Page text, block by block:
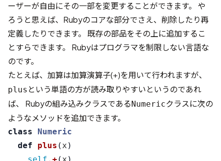
ーザーが自由にその一部を変更することができます。 や
ろうと思えば、Rubyのコアな部分でさえ、削除したり再
定義したりできます。 既存の部品をその上に追加するこ
とすらできます。 Rubyはプログラマを制限しない言語な
のです。
たとえば、加算は加算演算子(+)を用いて行われますが、
plus という単語の方が読み取りやすいというのであれ
ば、 Rubyの組み込みクラスであるNumericクラスに次の
ようなメソッドを追加できます。
class
Numeric
def
plus ( x )